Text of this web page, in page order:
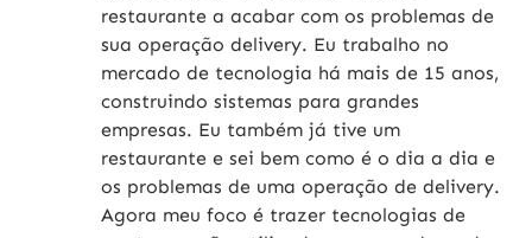
restaurante a acabar com os problemas de
sua operação delivery. Eu trabalho no
mercado de tecnologia há mais de 15 anos,
construindo sistemas para grandes
empresas. Eu também já tive um
restaurante e sei bem como é o dia a dia e
os problemas de uma operação de delivery.
Agora meu foco é trazer tecnologias de